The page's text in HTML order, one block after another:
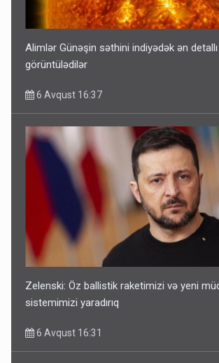
Alimlər Günəşin səthini indiyədək ən
görüntülədilər
6 Avqust 16:37
Zelenski: Öz ballistik raketimizi və yeni
sistemimizi yaradırıq
6 Avqust 16:31